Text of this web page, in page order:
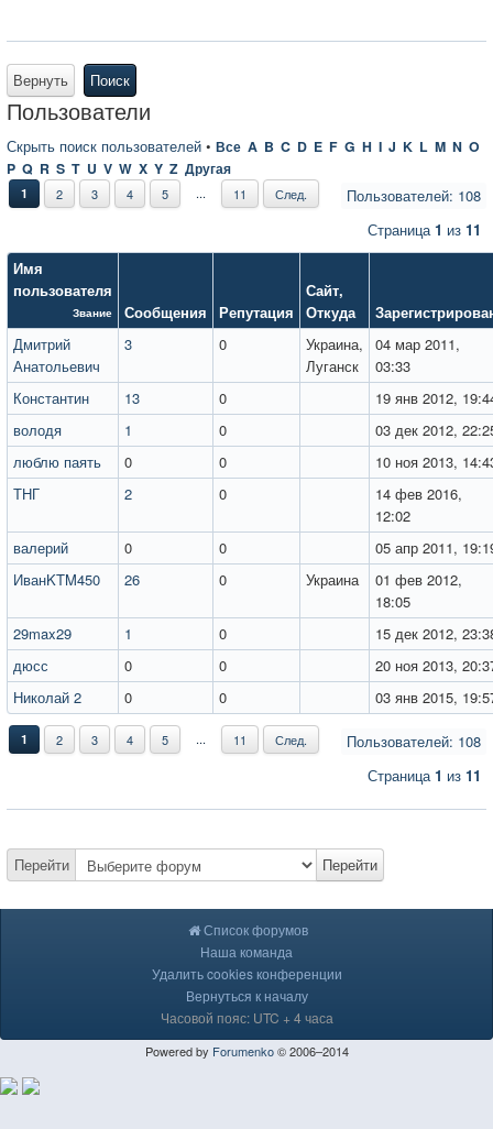
Вернуть Поиск
Пользователи
Скрыть поиск пользователей • Все A B C D E F G H I J K L M N O
P Q R S T U V W X Y Z Другая
Пользователей: 108
1 2 3 4 5 ... 11 След.
Страница1 из 11
Имя
пользователя
Звание Сообщения Репутация
Сайт,
Откуда
Дмитрий
Анатольевич
3 0
Украина,
Луганск
04 мар 2011,
03:33
Константин
13 0
19 янв 2012,
володя
1 0
03 дек 2012,
люблю паять
0 0
10 ноя 2013,
ТНГ
2 0
14 фев 2016,
12:02
валерий
0 0
05 апр 2011,
ИванKTM450
26 0 Украина
01 фев 2012,
18:05
29max29
1 0
15 дек 2012,
дюсс
0 0
20 ноя 2013,
Николай 2
0 0 03 янв 2015,
Пользователей: 108
1 2 3 4 5 ... 11 След.
Страница1 из 11
Перейти Перейти
Список форумов
Наша команда
Удалить cookies конференции
Вернуться к началу
Часовой пояс: UTC + 4 часа
Powered by Forumenko© 2006–2014